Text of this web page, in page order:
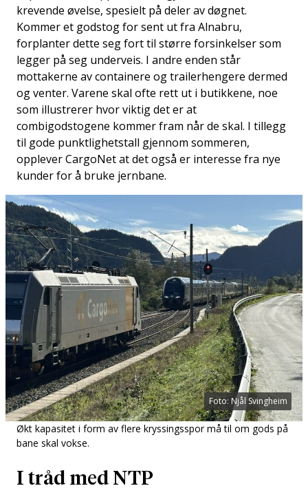
krevende øvelse, spesielt på deler av døgnet.
Kommer et godstog for sent ut fra Alnabru,
forplanter dette seg fort til større forsinkelser som
legger på seg underveis. I andre enden står
mottakerne av containere og trailerhengere dermed
og venter. Varene skal ofte rett ut i butikkene, noe
som illustrerer hvor viktig det er at
combigodstogene kommer fram når de skal. I tillegg
til gode punktlighetstall gjennom sommeren,
opplever CargoNet at det også er interesse fra nye
kunder for å bruke jernbane.
Foto: Njål Svingheim
Økt kapasitet i form av flere kryssingsspor må til om gods på
bane skal vokse.
I tråd med NTP